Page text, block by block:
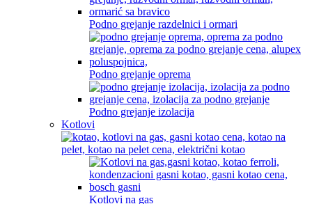
Podno grejanje razdelnici i ormari
Podno grejanje oprema
Podno grejanje izolacija
Kotlovi
Kotlovi na gas